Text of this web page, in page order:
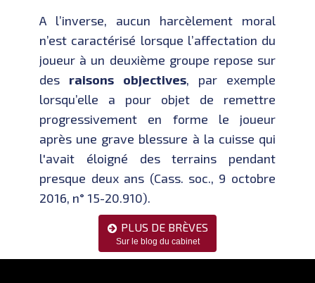
A l’inverse, aucun harcèlement moral
n’est caractérisé lorsque l’affectation du
joueur à un deuxième groupe repose sur
des raisons objectives, par exemple
lorsqu’elle a pour objet de remettre
progressivement en forme le joueur
après une grave blessure à la cuisse qui
l'avait éloigné des terrains pendant
presque deux ans (Cass. soc., 9 octobre
2016, n° 15-20.910).
 PLUS DE BRÈVES
Sur le blog du cabinet